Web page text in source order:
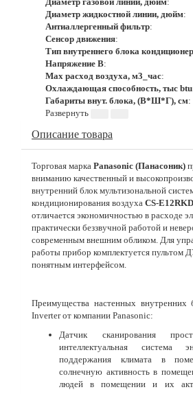
Диаметр жидкостной линии, дюйм:
Антиаллергенный фильтр:
Сенсор движения:
Тип внутреннего блока
Напряжение В:
Max расход воздуха, м3_час:
Охлаждающая способность, тыс btu
Габариты внут. блока, (В*Ш*Г), см:
Описание товара
Торговая марка Panasonic (Панасоник)
вниманию качественный и
внутренний блок мультизональной
кондиционирования воздуха CS-
отличается экономичностью в расходе
практически беззвучной работой и
современным внешним обликом. Для
работы прибор комплектуется пультом
понятным интерфейсом.
Преимущества настенных внутренних
Inverter от компании Panasonic:
Датчик сканирования
интеллектуальная система
поддержания климата в
солнечную активность в
людей в помещении и их